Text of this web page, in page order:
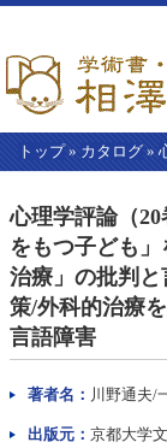
トップ» カタログ »
こ
か
ら
本
文】
心理学評論（
をもつ子ども
治療」の批判
策/外科的治療
言語障害
著者名： 川野通夫/
出版元： 京都大学